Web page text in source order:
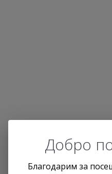
Добро
Благодарим за